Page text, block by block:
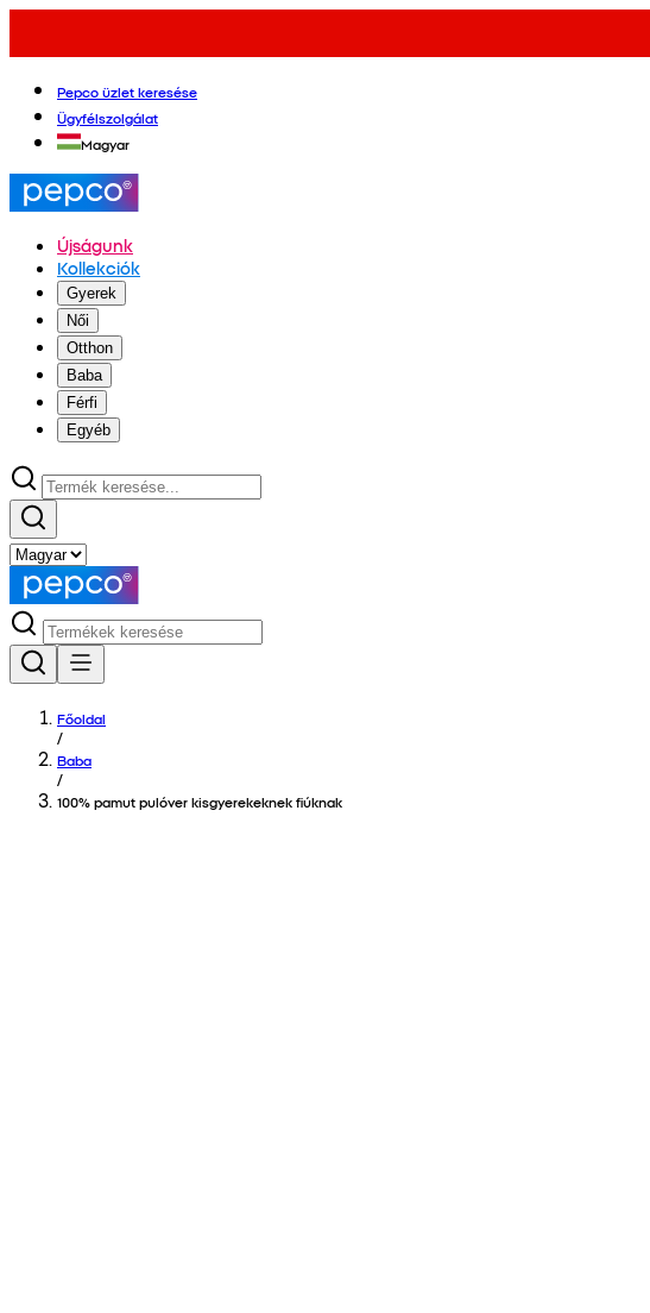
Pepco üzlet keresése
Ügyfélszolgálat
Magyar
Újságunk
Kollekciók
Gyerek
Női
Otthon
Baba
Férfi
Egyéb
Főoldal
/
Baba
/
100% pamut pulóver kisgyerekeknek fiúknak